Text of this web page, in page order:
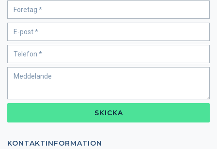
SKICKA
KONTAKTINFORMATION